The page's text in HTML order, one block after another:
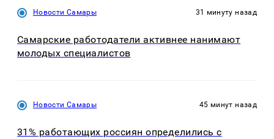
Новости Самары 31 минуту назад
Самарские работодатели активнее нанимают
молодых специалистов
Новости Самары 45 минут назад
31% работающих россиян определились с